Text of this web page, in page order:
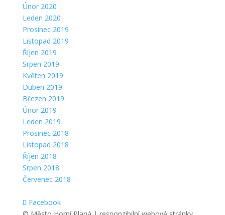
Únor 2020
Leden 2020
Prosinec 2019
Listopad 2019
Říjen 2019
Srpen 2019
Květen 2019
Duben 2019
Březen 2019
Únor 2019
Leden 2019
Prosinec 2018
Listopad 2018
Říjen 2018
Srpen 2018
Červenec 2018
Facebook